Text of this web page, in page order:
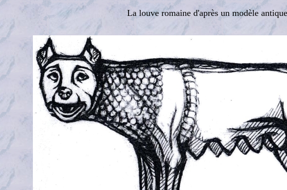
La louve romaine d'après un modèle antique